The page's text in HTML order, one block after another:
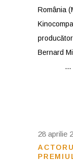
România
Bernard
28 aprilie